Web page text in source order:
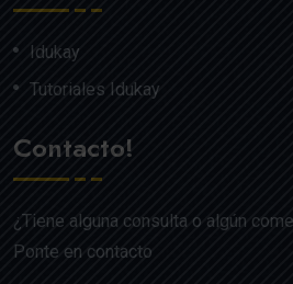
Idukay
Tutoriales Idukay
Contacto!
¿Tiene alguna consulta o algún
Ponte en contacto